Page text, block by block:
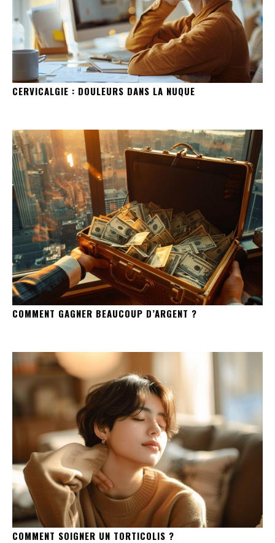
CERVICALGIE : DOULEURS DANS LA NUQUE
COMMENT GAGNER BEAUCOUP D’ARGENT ?
COMMENT SOIGNER UN TORTICOLIS ?